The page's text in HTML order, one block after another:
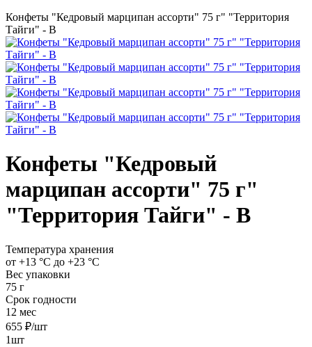
Конфеты "Кедровый марципан ассорти" 75 г" "Территория
Тайги" - В
Конфеты "Кедровый
марципан ассорти" 75 г"
"Территория Тайги" - В
Температура хранения
от +13 °C до +23 °C
Вес упаковки
75 г
Срок годности
12 мес
655 ₽/шт
1шт